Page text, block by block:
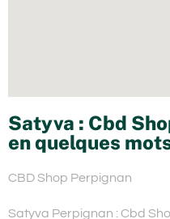
Satyva : Cbd
en quelques
CBD Shop Perpignan
Satyva Perpignan : Cbd